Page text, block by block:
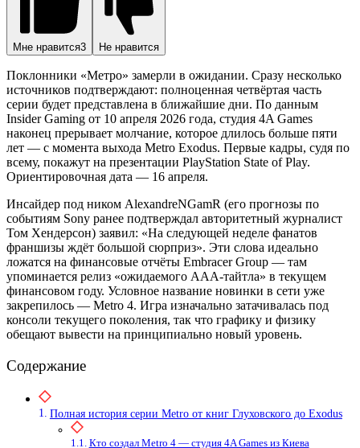
Мне нравится3 Не нравится
Поклонники «Метро» замерли в ожидании. Сразу несколько
источников подтверждают: полноценная четвёртая часть
серии будет представлена в ближайшие дни. По данным
Insider Gaming от 10 апреля 2026 года, студия 4A Games
наконец прерывает молчание, которое длилось больше пяти
лет — с момента выхода Metro Exodus. Первые кадры, судя по
всему, покажут на презентации PlayStation State of Play.
Ориентировочная дата — 16 апреля.
Инсайдер под ником AlexandreNGamR (его прогнозы по
событиям Sony ранее подтверждал авторитетный журналист
Том Хендерсон) заявил: «На следующей неделе фанатов
франшизы ждёт большой сюрприз». Эти слова идеально
ложатся на финансовые отчёты Embracer Group — там
упоминается релиз «ожидаемого AAA-тайтла» в текущем
финансовом году. Условное название новинки в сети уже
закрепилось — Metro 4. Игра изначально затачивалась под
консоли текущего поколения, так что графику и физику
обещают вывести на принципиально новый уровень.
Содержание
Полная история серии Metro от книг Глуховского до Exodus
Кто создал Metro 4 — студия 4A Games из Киева